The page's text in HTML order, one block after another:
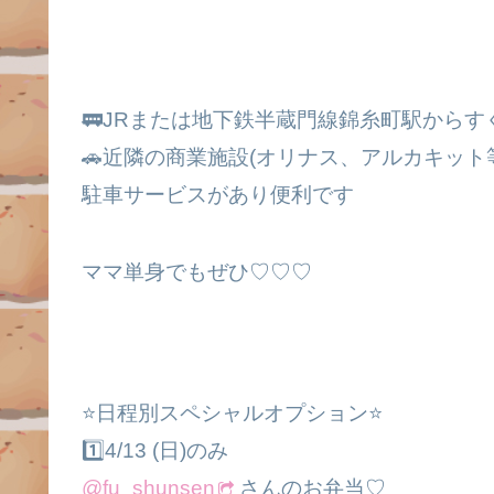
🚃JRまたは地下鉄半蔵門線錦糸町駅からす
🚗近隣の商業施設(オリナス、アルカキッ
駐車サービスがあり便利です
ママ単身でもぜひ♡♡♡
⭐️日程別スペシャルオプション⭐️
1️⃣4/13 (日)のみ
@fu_shunsen
さんのお弁当♡